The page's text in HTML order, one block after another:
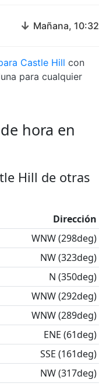
↓ Mañana, 10:32
Castle Hill con
para cualquier
hora en
Hill de otras
Dirección
WNW (298deg)
NW (323deg)
N (350deg)
WNW (292deg)
WNW (289deg)
ENE (61deg)
SSE (161deg)
NW (317deg)